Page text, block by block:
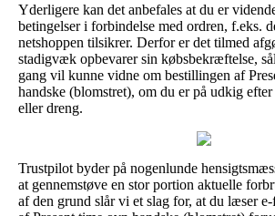
Yderligere kan det anbefales at du er
betingelser i forbindelse med ordren, f.eks.
netshoppen tilsikrer. Derfor er det tilmed
stadigvæk opbevarer sin købsbekræftelse,
gang vil kunne vidne om bestillingen af
handske (blomstret), om du er på udkig
eller dreng.
Trustpilot byder på nogenlunde
at gennemstøve en stor portion aktuelle
af den grund slår vi et slag for, at du læser